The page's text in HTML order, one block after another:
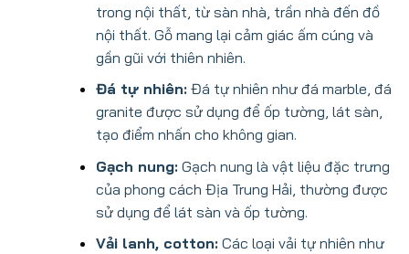
trong nội thất, từ sàn nhà, trần nhà đến đồ
nội thất. Gỗ mang lại cảm giác ấm cúng và
gần gũi với thiên nhiên.
Đá tự nhiên:Đá tự nhiên như đá marble, đá
granite được sử dụng để ốp tường, lát sàn,
tạo điểm nhấn cho không gian.
Gạch nung:Gạch nung là vật liệu đặc trưng
của phong cách Địa Trung Hải, thường được
sử dụng để lát sàn và ốp tường.
Vải lanh, cotton:Các loại vải tự nhiên như